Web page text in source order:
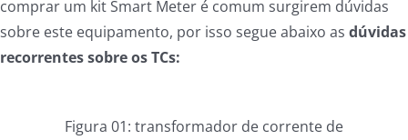
comprar um kit Smart Meter é comum surgirem dúvidas
sobre este equipamento, por isso segue abaixo as dúvidas
recorrentes sobre os TCs:
Figura 01: transformador de corrente de